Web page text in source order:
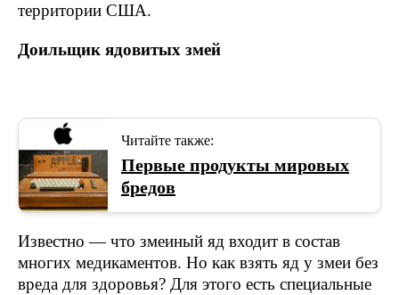
территории США.
Доильщик ядовитых змей
Читайте также:
Первые продукты мировых
бредов
Известно — что змеиный яд входит в состав
многих медикаментов. Но как взять яд у змеи без
вреда для здоровья? Для этого есть специальные